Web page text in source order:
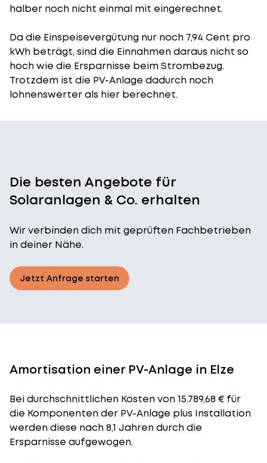
halber noch nicht einmal mit eingerechnet.
Da die Einspeisevergütung nur noch 7,94 Cent pro
kWh beträgt, sind die Einnahmen daraus nicht so
hoch wie die Ersparnisse beim Strombezug.
Trotzdem ist die PV-Anlage dadurch noch
lohnenswerter als hier berechnet.
Die besten Angebote für
Solaranlagen & Co. erhalten
Wir verbinden dich mit geprüften Fachbetrieben
in deiner Nähe.
Jetzt Anfrage starten
Amortisation einer PV-Anlage in Elze
Bei durchschnittlichen Kostenvon 15.789,68 € für
die Komponenten der PV-Anlage plus Installation
werden diese nach 8,1 Jahren durch die
Ersparnisse aufgewogen.